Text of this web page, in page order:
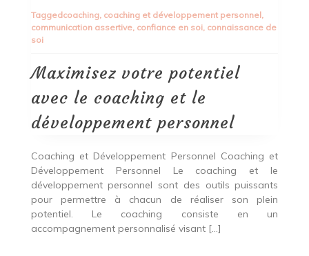
potentiel
avec
le
développement
personnel
Taggedcoaching, coaching et développement personnel,
communication assertive, confiance en soi, connaissance de
soi
Maximisez votre potentiel
avec le coaching et le
développement personnel
Coaching et Développement Personnel Coaching et
Développement Personnel Le coaching et le
développement personnel sont des outils puissants
pour permettre à chacun de réaliser son plein
potentiel. Le coaching consiste en un
accompagnement personnalisé visant […]